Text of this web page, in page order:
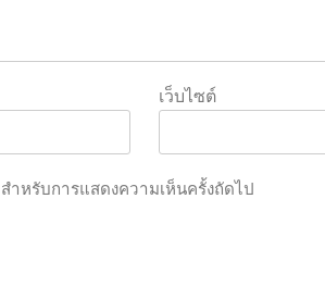
เว็บไซต์
ำหรับการแสดงความเห็นครั้งถัดไป